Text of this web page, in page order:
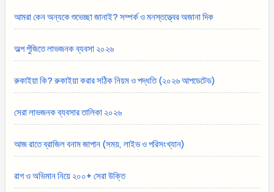
আমরা কেন অন্যকে শুভেচ্ছা জানাই? সম্পর্ক ও মনস্তত্ত্বের অজানা দিক
অল্প পুঁজিতে লাভজনক ব্যবসা ২০২৬
রুকাইয়া কি? রুকাইয়া করার সঠিক নিয়ম ও পদ্ধতি (২০২৬ আপডেটেড)
সেরা লাভজনক ব্যবসার তালিকা ২০২৬
আজ রাতে ব্রাজিল বনাম জাপান (সময়, লাইভ ও পরিসংখ্যান)
রাগ ও অভিমান নিয়ে ২০০+ সেরা উক্তি